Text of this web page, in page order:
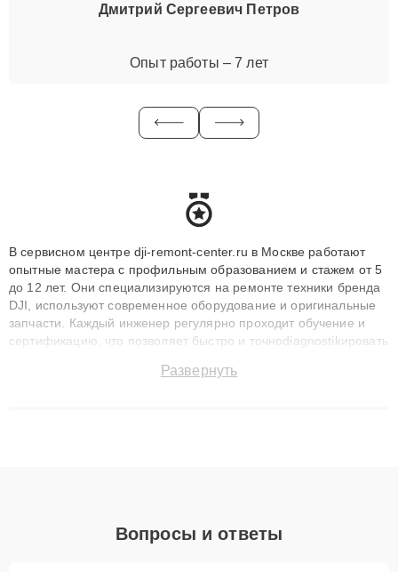
Дмитрий Сергеевич Петров
Опыт работы – 7 лет
В сервисном центре dji-remont-center.ru в Москве работают
опытные мастера с профильным образованием и стажем от 5
до 12 лет. Они специализируются на ремонте техники бренда
DJI, используют современное оборудование и оригинальные
запчасти. Каждый инженер регулярно проходит обучение и
сертификацию, что позволяет быстро и точноdiagnostikировать
до 3 лет. Наши мастера решают сложные случаи: от замены
Развернуть
Вопросы и ответы